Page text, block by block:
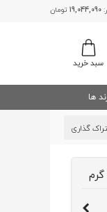
19,044,090 تومان
سبد خرید
ها
گرم